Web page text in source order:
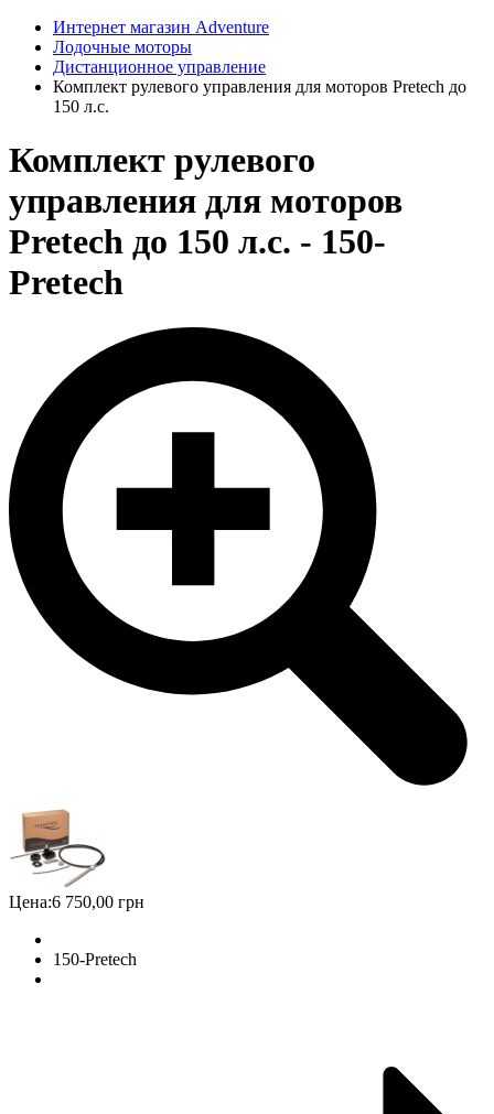
Интернет магазин Adventure
Лодочные моторы
Дистанционное управление
Комплект рулевого управления для моторов Pretech до
150 л.с.
Комплект рулевого
управления для моторов
Pretech до 150 л.с. - 150-
Pretech
Цена:6 750,00 грн
150-Pretech